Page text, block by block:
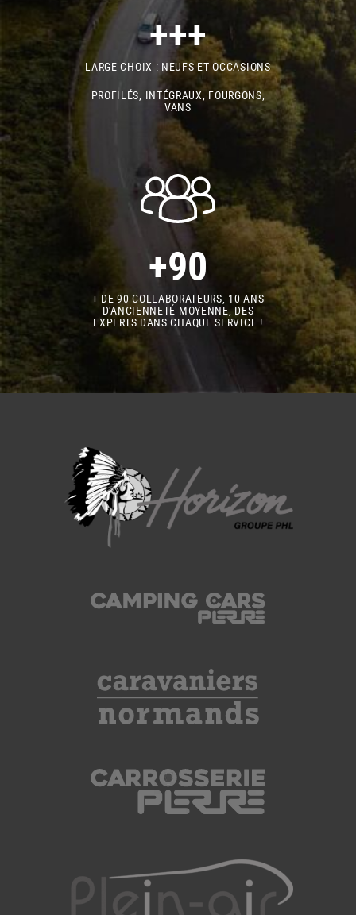
+++
LARGE CHOIX : NEUFS ET OCCASIONS
PROFILÉS, INTÉGRAUX, FOURGONS,
VANS
+90
+ DE 90 COLLABORATEURS, 10 ANS
D'ANCIENNETÉ MOYENNE, DES
EXPERTS DANS CHAQUE SERVICE !